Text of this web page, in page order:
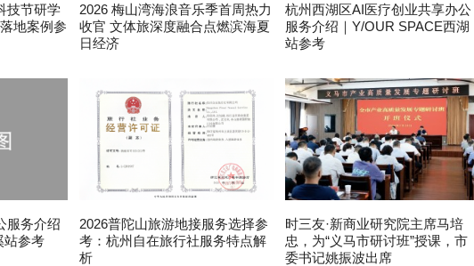
技节研学
地案例参
2026 梅山湾海浪音乐季首周热力
收官 文体旅深度融合点燃滨海夏
日经济
杭州西湖区AI医疗创业共享办公
服务介绍｜Y/OUR SPACE西湖
站参考
服务介绍
站参考
2026普陀山旅游地接服务选择参
考：杭州自在旅行社服务特点解
析
时三友·新商业研究院主席马培
忠，为“义马市研讨班”授课，市
委书记姚振波出席